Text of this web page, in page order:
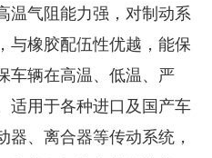
温气阻能力强，对制动系
与橡胶配伍性优越，能保
车辆在高温、低温、严
适用于各种进口及国产车
器、离合器等传动系统，